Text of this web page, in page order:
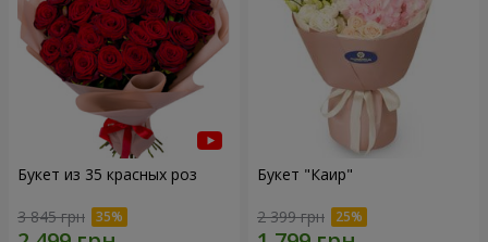
Букет из 35 красных роз
3 845 грн
Букет "Каир"
2 399 грн